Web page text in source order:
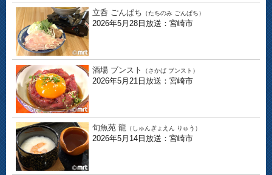
立呑 ごんぱち （たちのみ ごんぱち）
2026年5月28日放送：宮崎市
酒場 ブンスト （さかば ブンスト）
2026年5月21日放送：宮崎市
旬魚苑 龍 （しゅんぎょえん りゅう）
2026年5月14日放送：宮崎市